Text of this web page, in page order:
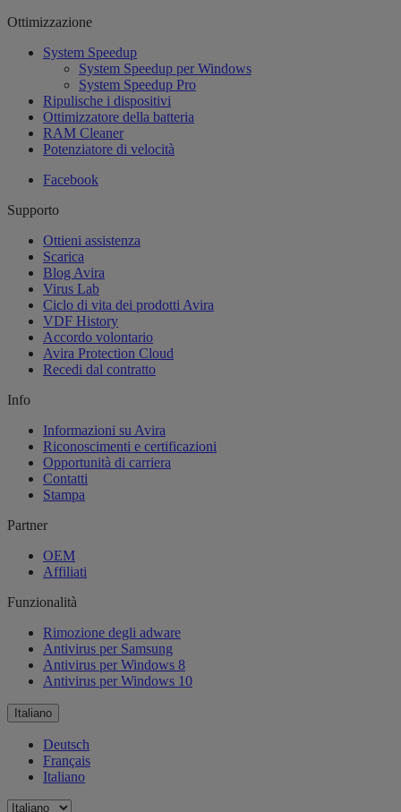
Ottimizzazione
System Speedup
System Speedup per Windows
System Speedup Pro
Ripulische i dispositivi
Ottimizzatore della batteria
RAM Cleaner
Potenziatore di velocità
Facebook
Supporto
Ottieni assistenza
Scarica
Blog Avira
Virus Lab
Ciclo di vita dei prodotti Avira
VDF History
Accordo volontario
Avira Protection Cloud
Recedi dal contratto
Info
Informazioni su Avira
Riconoscimenti e certificazioni
Opportunità di carriera
Contatti
Stampa
Partner
OEM
Affiliati
Funzionalità
Rimozione degli adware
Antivirus per Samsung
Antivirus per Windows 8
Antivirus per Windows 10
Italiano
Deutsch
Français
Italiano